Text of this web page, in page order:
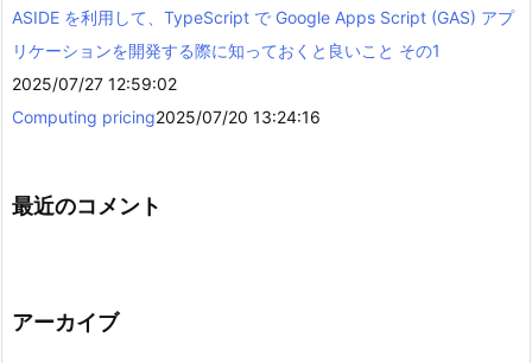
ASIDE を利用して、TypeScript で Google Apps Script (GAS) アプ
リケーションを開発する際に知っておくと良いこと その1
2025/07/27 12:59:02
Computing pricing2025/07/20 13:24:16
最近のコメント
アーカイブ